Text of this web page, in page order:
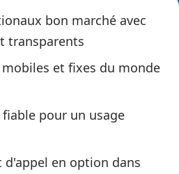
bon marché avec
transparents
et fixes du monde
pour un usage
d'appel en option dans